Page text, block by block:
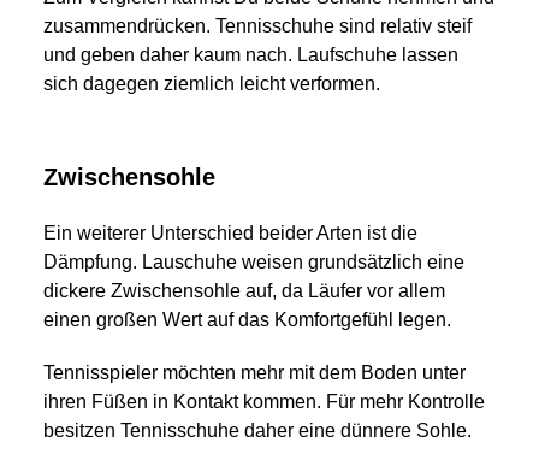
zusammendrücken. Tennisschuhe sind relativ steif
und geben daher kaum nach. Laufschuhe lassen
sich dagegen ziemlich leicht verformen.
Zwischensohle
Ein weiterer Unterschied beider Arten ist die
Dämpfung. Lauschuhe weisen grundsätzlich eine
dickere Zwischensohle auf, da Läufer vor allem
einen großen Wert auf das Komfortgefühl legen.
Tennisspieler möchten mehr mit dem Boden unter
ihren Füßen in Kontakt kommen. Für mehr Kontrolle
besitzen Tennisschuhe daher eine dünnere Sohle.